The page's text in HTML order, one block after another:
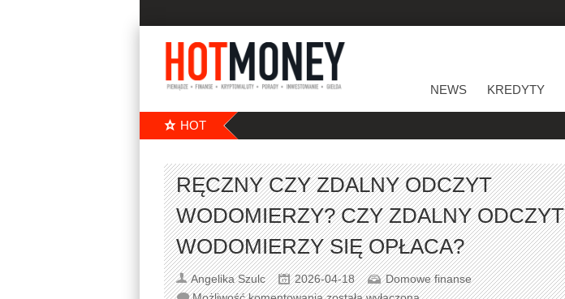
NEWS KREDYTY
HOT
RĘCZNY CZY ZDALNY ODCZYT
WODOMIERZY? CZY ZDALNY ODCZYT
WODOMIERZY SIĘ OPŁACA?
Angelika Szulc 2026-04-18
Domowe finanse